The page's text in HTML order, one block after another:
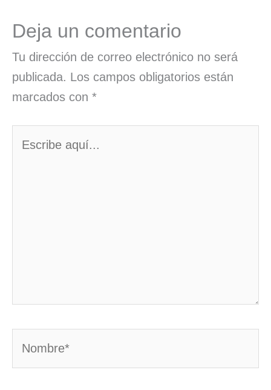
Deja un comentario
Tu dirección de correo electrónico no será
publicada. Los campos obligatorios están
marcados con *